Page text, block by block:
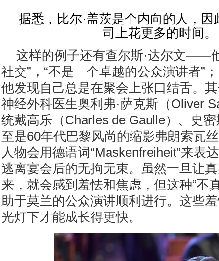
据悉，比尔·盖茨是个内向的人，
司上花更多的时间。
这样的例子还有查尔斯·达尔文——
社交”，“不是一个卓越的公众演讲者”
他发现自己总是在聚会上张口结舌。
神经外科医生奥利弗·萨克斯（Oliver
统戴高乐（Charles de Gaulle）、史
至是60年代巴黎风尚的缩影弗朗索瓦
人物会用德语词“Maskenfreiheit”来表
逃离宴会后的无拘无束。虽然一旦让
来，就会感到羞怯和焦虑，但这种“不
助于莫兰的公众演讲顺利进行。这些
光灯下才能成长得更快。